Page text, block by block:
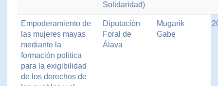
Solidaridad)
Empoderamiento de
las mujeres mayas
mediante la
formación política
para la exigibilidad
de los derechos de
Diputación
Foral de
Álava
Mugarik
Gabe